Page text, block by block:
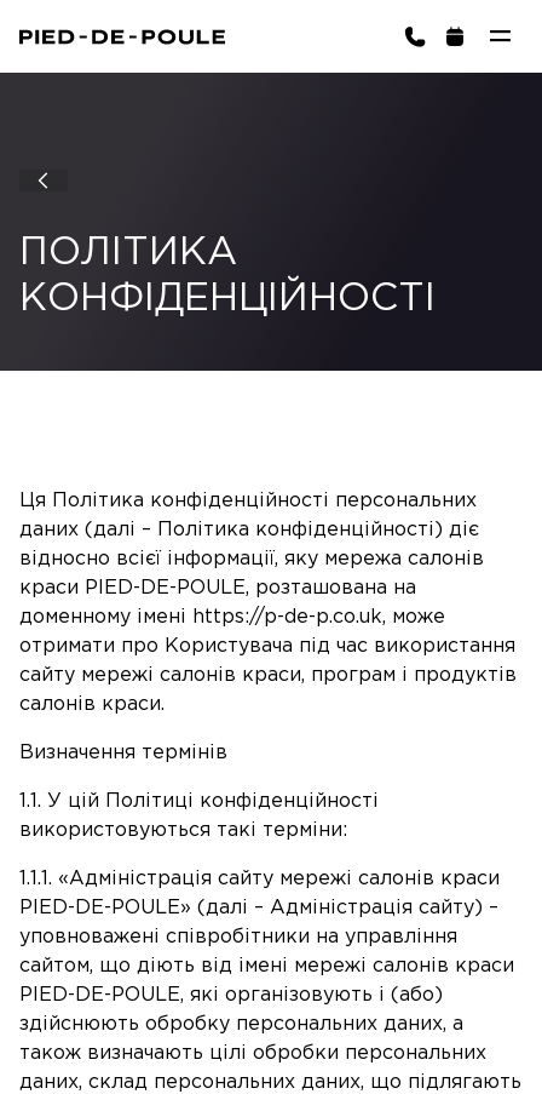
ПОЛІТИКА
КОНФІДЕНЦІЙНОСТІ
Ця Політика конфіденційності персональних
даних (далі – Політика конфіденційності) діє
відносно всієї інформації, яку мережа салонів
краси PIED-DE-POULE, розташована на
доменному імені https://p-de-p.co.uk, може
отримати про Користувача під час використання
сайту мережі салонів краси, програм і продуктів
салонів краси.
Визначення термінів
1.1. У цій Політиці конфіденційності
використовуються такі терміни:
1.1.1. «Адміністрація сайту мережі салонів краси
PIED-DE-POULE» (далі – Адміністрація сайту) –
уповноважені співробітники на управління
сайтом, що діють від імені мережі салонів краси
PIED-DE-POULE, які організовують і (або)
здійснюють обробку персональних даних, а
також визначають цілі обробки персональних
даних, склад персональних даних, що підлягають